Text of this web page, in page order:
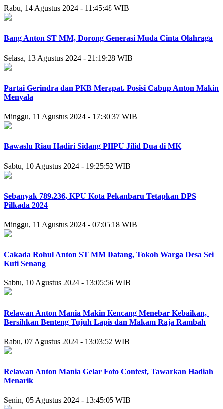
Rabu, 14 Agustus 2024 - 11:45:48 WIB
Bang Anton ST MM, Dorong Generasi Muda Cinta Olahraga
Selasa, 13 Agustus 2024 - 21:19:28 WIB
Partai Gerindra dan PKB Merapat. Posisi Cabup Anton Makin
Menyala
Minggu, 11 Agustus 2024 - 17:30:37 WIB
Bawaslu Riau Hadiri Sidang PHPU Jilid Dua di MK
Sabtu, 10 Agustus 2024 - 19:25:52 WIB
Sebanyak 789.236, KPU Kota Pekanbaru Tetapkan DPS
Pilkada 2024
Minggu, 11 Agustus 2024 - 07:05:18 WIB
Cakada Rohul Anton ST MM Datang, Tokoh Warga Desa Sei
Kuti Senang
Sabtu, 10 Agustus 2024 - 13:05:56 WIB
Relawan Anton Mania Makin Kencang Menebar Kebaikan,
Bersihkan Benteng Tujuh Lapis dan Makam Raja Rambah
Rabu, 07 Agustus 2024 - 13:03:52 WIB
Relawan Anton Mania Gelar Foto Contest, Tawarkan Hadiah
Menarik
Senin, 05 Agustus 2024 - 13:45:05 WIB